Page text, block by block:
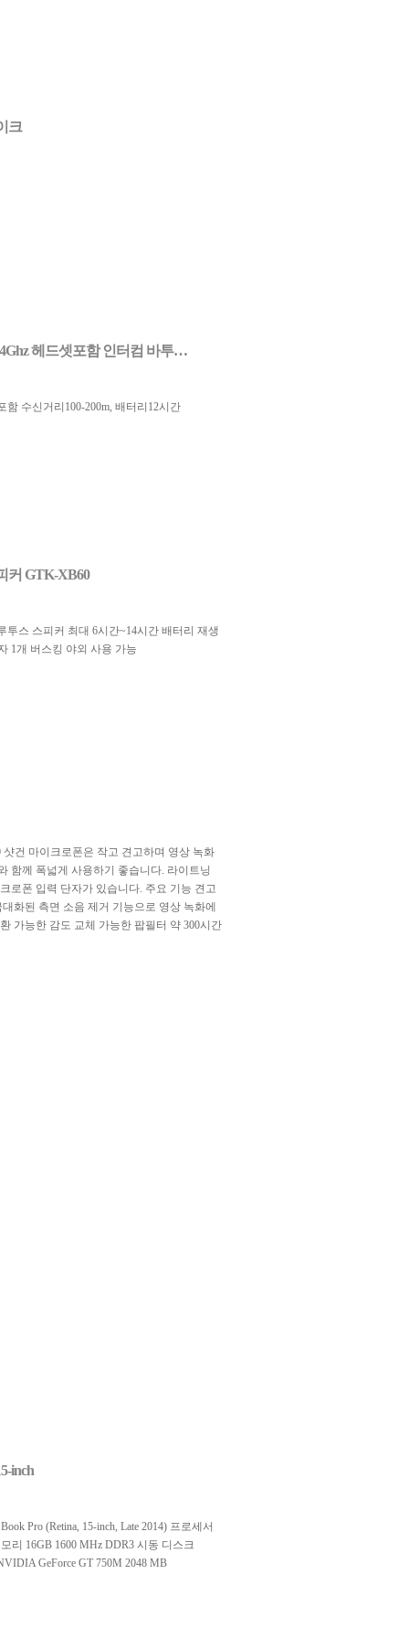
크
헤드셋포함 인터컴 바투…
함 수신거리100-200m, 배터리12시간
커 GTK-XB60
투스 스피커 최대 6시간~14시간 배터리 재생
1개 버스킹 야외 사용 가능
샷건 마이크로폰은 작고 견고하며 영상 녹화
함께 폭넓게 사용하기 좋습니다. 라이트닝
로폰 입력 단자가 있습니다. 주요 기능 견고
화된 측면 소음 제거 기능으로 영상 녹화에
가능한 감도 교체 가능한 팝필터 약 300시간
inch
Pro (Retina, 15-inch, Late 2014) 프로세서
리 16GB 1600 MHz DDR3 시동 디스크
GeForce GT 750M 2048 MB